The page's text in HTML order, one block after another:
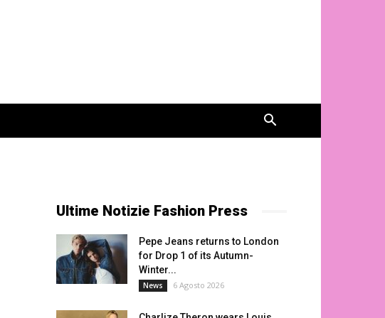
Ultime Notizie Fashion Press
Pepe Jeans returns to London
for Drop 1 of its Autumn-
Winter...
News 6 Agosto 2026